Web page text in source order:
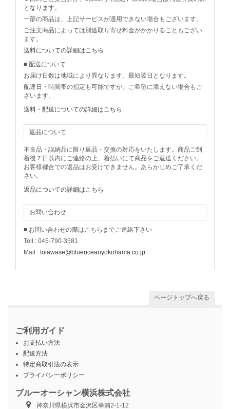
となります。
一部の商品は、上記サービスが適用できない場合もございます。
ご注文商品によっては別途取り寄せ料金がかかりることもござい
ます。
送料についての詳細はこちら
■ 配送について
お届け日数は地域により異なります。最短翌日となります。
配達日・時間帯の指定も可能ですが、ご希望に添えない場合もご
ざいます。
送料・配送についての詳細はこちら
返品について
不良品・誤納品に限り返品・交換の対応をいたします。商品ご到
着後７日以内にご連絡の上、着払いにて商品をご返送ください。
お客様都合での返品はお受けできません。あらかじめご了承くだ
さい。
返品についての詳細はこちら
お問い合わせ
■ お問い合わせの際はこちらまでご連絡下さい
Tell : 045-790-3581
Mail : toiawase@blueoceanyokohama.co.jp
ページトップへ戻る
ご利用ガイド
お支払い方法
配送方法
特定商取引法の表示
プライバシーポリシー
ブルーオーシャン横浜株式会社
神奈川県横浜市金沢区幸浦2-1-12